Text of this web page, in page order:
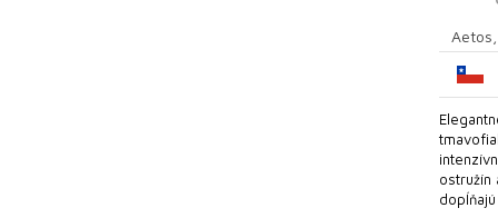
ostružín